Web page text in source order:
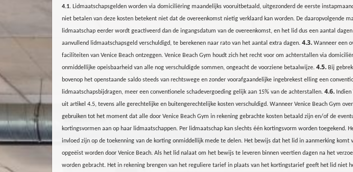
4.1. Lidmaatschapsgelden worden via domiciliëring maandelijks vooruitbetaald, uitgezonderd de eerste
niet betalen van deze kosten betekent niet dat de overeenkomst nietig verklaard kan worden. De daaropvolgende
lidmaatschap eerder wordt geactiveerd dan de ingangsdatum van de overeenkomst, en het lid dus een aantal
aanvullend lidmaatschapsgeld verschuldigd, te berekenen naar rato van het aantal extra dagen. 4.3. Wanneer een
faciliteiten van Venice Beach ontzeggen. Venice Beach Gym houdt zich het recht voor om achterstallen via
onmiddellijke opeisbaarheid van alle nog verschuldigde sommen, ongeacht de voorziene betaalwijze. 4.5. Bij
bovenop het openstaande saldo steeds van rechtswege en zonder voorafgaandelijke ingebrekest elling een
lidmaatschapsbijdragen, meer een conventionele schadevergoeding gelijk aan 15% van de achterstallen. 4.6.
uit artikel 4.5, tevens alle gerechtelijke en buitengerechtelijke kosten verschuldigd. Wanneer Venice Beach Gym
gebruiken tot het moment dat alle door Venice Beach Gym in rekening gebrachte kosten betaald zijn en/of de
kortingsvormen aan op haar lidmaatschappen. Per lidmaatschap kan slechts één kortingsvorm worden
invloed zijn op de toekenning van de korting onmiddellijk mede te delen. Het bewijs dat het lid in aanmerking
opgeëist worden door Venice Beach. Als het lid nalaat om het bewijs te leveren binnen veertien dagen na het
worden gebracht. Het in rekening brengen van het reguliere tarief in plaats van het kortingstarief geeft het lid